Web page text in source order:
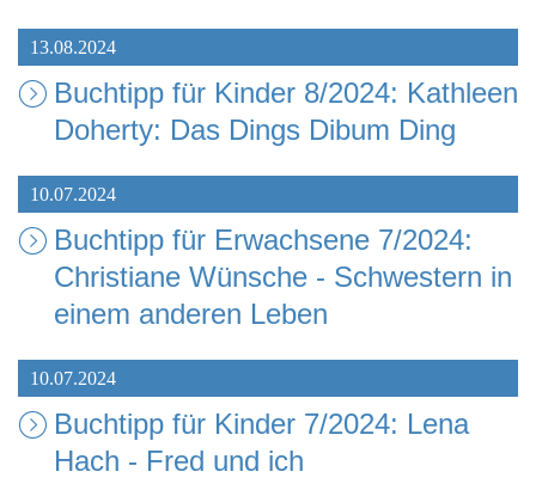
13.08.2024
Buchtipp für Kinder 8/2024: Kathleen
Doherty: Das Dings Dibum Ding
10.07.2024
Buchtipp für Erwachsene 7/2024:
Christiane Wünsche - Schwestern in
einem anderen Leben
10.07.2024
Buchtipp für Kinder 7/2024: Lena
Hach - Fred und ich